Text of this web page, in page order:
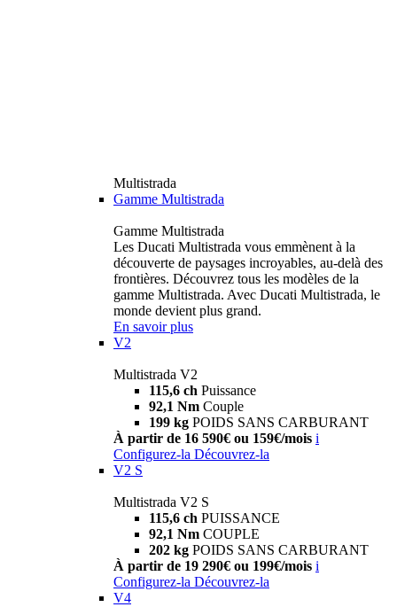
Multistrada
Gamme Multistrada
Gamme Multistrada
Les Ducati Multistrada vous emmènent à la
découverte de paysages incroyables, au-delà des
frontières. Découvrez tous les modèles de la
gamme Multistrada. Avec Ducati Multistrada, le
monde devient plus grand.
En savoir plus
V2
Multistrada V2
115,6 ch Puissance
92,1 Nm Couple
199 kg POIDS SANS CARBURANT
À partir de 16 590€ ou 159€/mois i
Configurez-la Découvrez-la
V2 S
Multistrada V2 S
115,6 ch PUISSANCE
92,1 Nm COUPLE
202 kg POIDS SANS CARBURANT
À partir de 19 290€ ou 199€/mois i
Configurez-la Découvrez-la
V4